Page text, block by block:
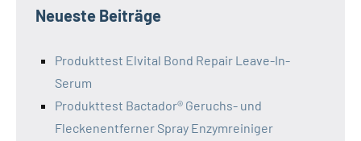
Neueste Beiträge
Produkttest Elvital Bond Repair Leave-In-
Serum
Produkttest Bactador® Geruchs- und
Fleckenentferner Spray Enzymreiniger